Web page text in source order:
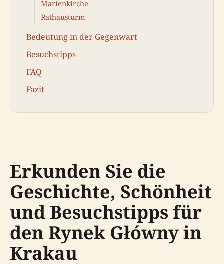
Marienkirche
Rathausturm
Bedeutung in der Gegenwart
Besuchstipps
FAQ
Fazit
Erkunden Sie die
Geschichte, Schönheit
und Besuchstipps für
den Rynek Główny in
Krakau